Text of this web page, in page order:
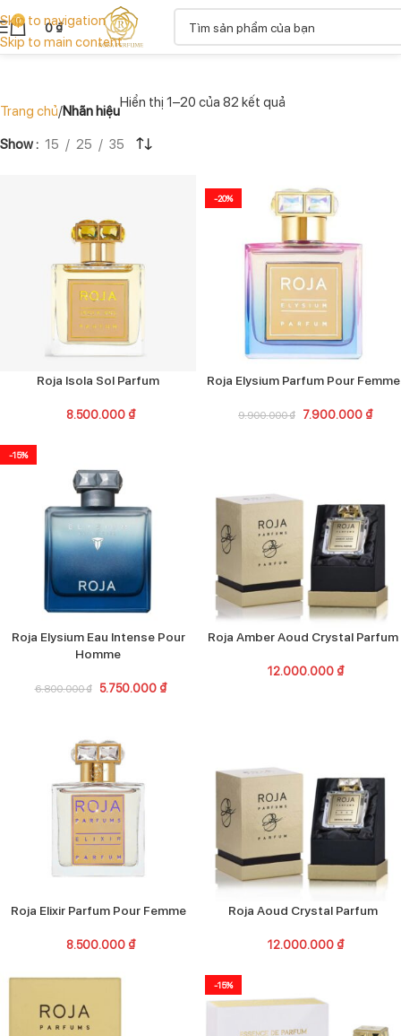
Skip to navigation
Skip to main content
0 0₫
Trang chủ Nhãn hiệuHiển thị 1–20 của 82 kết quả
Show 15 25 35
Roja Isola Sol Parfum
8.500.000 ₫
-20%
Roja Elysium Parfum Pour Femme
9.900.000₫ 7.900.000 ₫
-15%
Roja Elysium Eau Intense Pour
Homme
6.800.000₫ 5.750.000 ₫
Roja Amber Aoud Crystal Parfum
12.000.000 ₫
Roja Elixir Parfum Pour Femme
8.500.000 ₫
Roja Aoud Crystal Parfum
12.000.000 ₫
-15%